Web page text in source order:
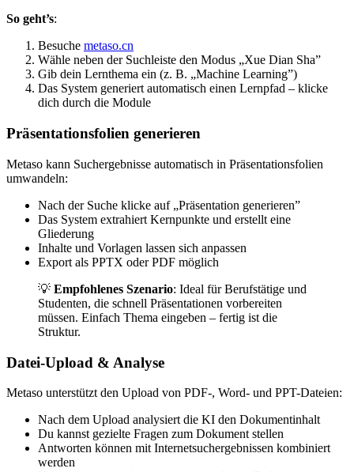
So geht’s:
Besuche metaso.cn
Wähle neben der Suchleiste den Modus „Xue Dian Sha”
Gib dein Lernthema ein (z. B. „Machine Learning”)
Das System generiert automatisch einen Lernpfad – klicke
dich durch die Module
Präsentationsfolien generieren
Metaso kann Suchergebnisse automatisch in Präsentationsfolien
umwandeln:
Nach der Suche klicke auf „Präsentation generieren”
Das System extrahiert Kernpunkte und erstellt eine
Gliederung
Inhalte und Vorlagen lassen sich anpassen
Export als PPTX oder PDF möglich
💡 Empfohlenes Szenario: Ideal für Berufstätige und
Studenten, die schnell Präsentationen vorbereiten
müssen. Einfach Thema eingeben – fertig ist die
Struktur.
Datei-Upload & Analyse
Metaso unterstützt den Upload von PDF-, Word- und PPT-Dateien:
Nach dem Upload analysiert die KI den Dokumentinhalt
Du kannst gezielte Fragen zum Dokument stellen
Antworten können mit Internetsuchergebnissen kombiniert
werden